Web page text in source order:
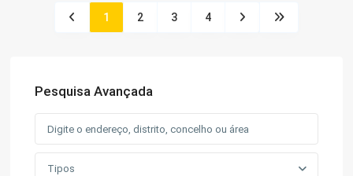
1 2 3 4
Pesquisa Avançada
Tipos